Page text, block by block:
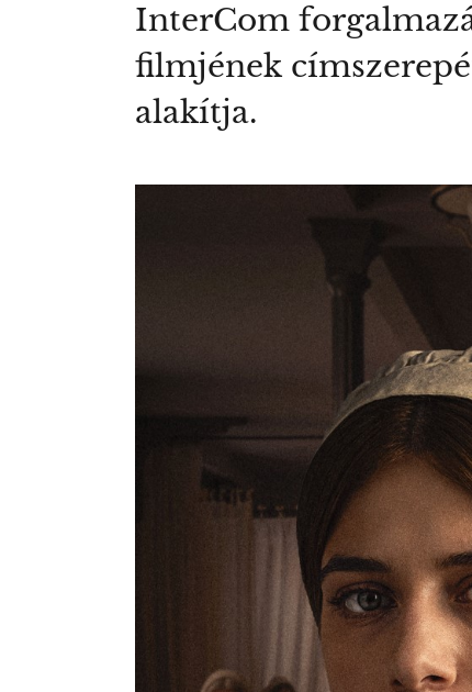
InterCom
filmjének
alakítja.